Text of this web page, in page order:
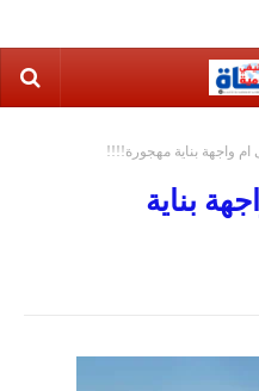
واجهة بناية مهجورة!!!!
بناية